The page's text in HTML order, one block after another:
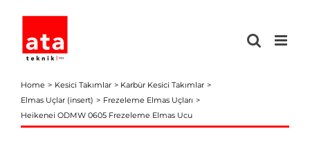
content
Home Kesici Takımlar
Karbür Kesici Takımlar
Elmas Uçlar (insert)
Frezeleme Elmas Uçları
Heikenei ODMW 0605 Frezeleme Elmas Ucu